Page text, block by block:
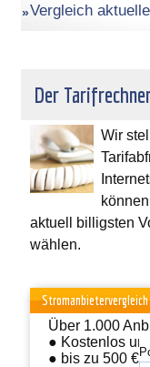
Vergleich
Der
Wir
aktuell billigsten
wählen.
Stromanbietervergleich
Über 1.000
● Kostenlos
● bis zu 500 €